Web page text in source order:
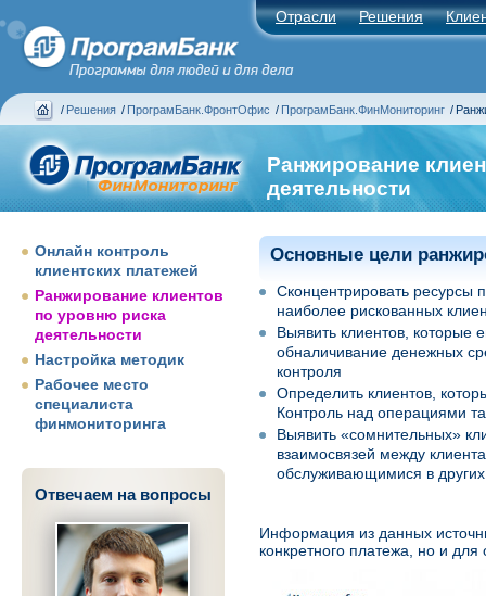
Отрасли Решения
/ Решения / ПрограмБанк.ФронтОфис / ПрограмБанк.ФинМониторинг /
Ранжирование
деятельности
Онлайн контроль
клиентских платежей
Ранжирование клиентов
по уровню риска
деятельности
Настройка методик
Рабочее место
специалиста
финмониторинга
Отвечаем на вопросы
Основные цели
Сконцентрировать ресурсы
наиболее рискованных
Выявить клиентов,
обналичивание денежных
контроля
Определить клиентов,
Контроль над операциями
Выявить «сомнительных»
взаимосвязей между
обслуживающимися в других
Информация из данных
конкретного платежа, но и